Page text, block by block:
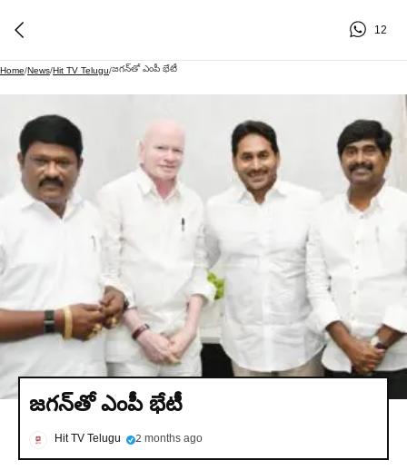
12
Home/News/Hit TV Telugu/జగన్‌తో ఎంపీ భేటీ
జగన్‌తో ఎంపీ భేటీ
Hit TV Telugu 2 months ago